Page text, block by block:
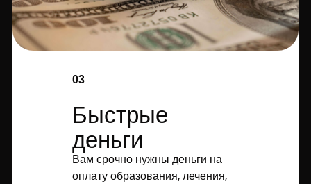
03
Быстрые
деньги
Вам срочно нужны деньги на
оплату образования, лечения,